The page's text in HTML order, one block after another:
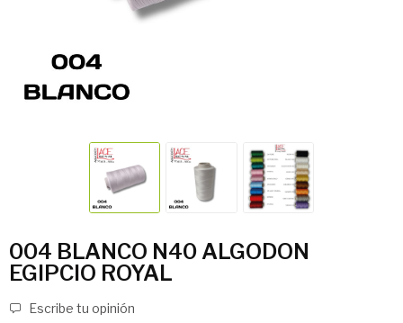
004 BLANCO N40 ALGODON
EGIPCIO ROYAL
Escribe tu opinión